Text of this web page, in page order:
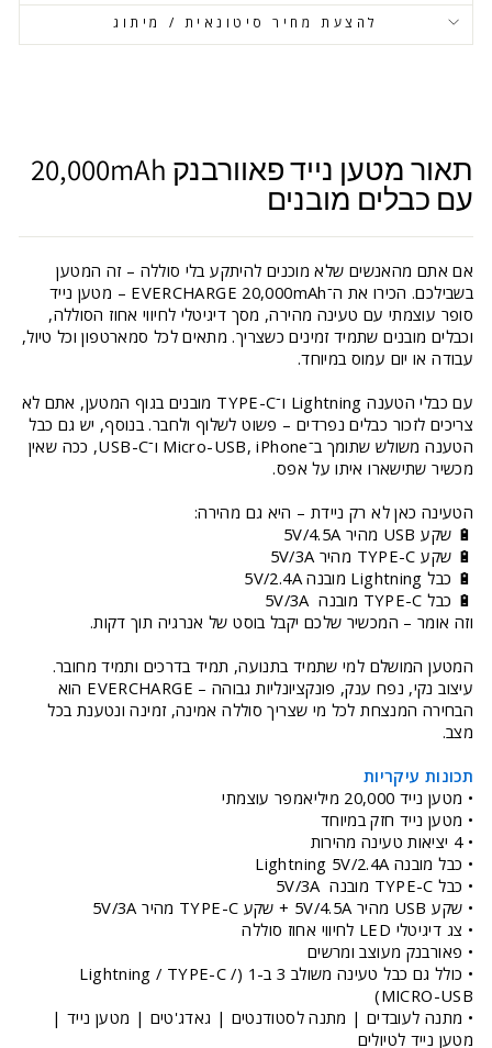
להצעת מחיר סיטונאית / מיתוג
תאור מטען נייד פאוורבנק 20,000mAh
עם כבלים מובנים
אם אתם מהאנשים שלא מוכנים להיתקע בלי סוללה – זה המטען
בשבילכם. הכירו את ה־EVERCHARGE 20,000mAh – מטען נייד
סופר עוצמתי עם טעינה מהירה, מסך דיגיטלי לחיווי אחוז הסוללה,
וכבלים מובנים שתמיד זמינים כשצריך. מתאים לכל סמארטפון וכל טיול,
עבודה או יום עמוס במיוחד.
עם כבלי הטענה Lightning ו־TYPE-C מובנים בגוף המטען, אתם לא
צריכים לזכור כבלים נפרדים – פשוט לשלוף ולחבר. בנוסף, יש גם כבל
הטענה משולש שתומך ב־Micro-USB, iPhone ו־USB-C, ככה שאין
מכשיר שתישארו איתו על אפס.
הטעינה כאן לא רק ניידת – היא גם מהירה:
🔋 שקע USB מהיר 5V/4.5A
🔋 שקע TYPE-C מהיר 5V/3A
🔋 כבל Lightning מובנה 5V/2.4A
🔋 כבל TYPE-C מובנה 5V/3A
וזה אומר – המכשיר שלכם יקבל בוסט של אנרגיה תוך דקות.
המטען המושלם למי שתמיד בתנועה, תמיד בדרכים ותמיד מחובר.
עיצוב נקי, נפח ענק, פונקציונליות גבוהה – EVERCHARGE הוא
הבחירה המנצחת לכל מי שצריך סוללה אמינה, זמינה ונטענת בכל
מצב.
תכונות עיקריות
• מטען נייד 20,000 מיליאמפר עוצמתי
• מטען נייד חזק במיוחד
• 4 יציאות טעינה מהירות
• כבל מובנה Lightning 5V/2.4A
• כבל TYPE-C מובנה 5V/3A
• שקע USB מהיר 5V/4.5A + שקע TYPE-C מהיר 5V/3A
• צג דיגיטלי LED לחיווי אחוז סוללה
• פאורבנק מעוצב ומרשים
• כולל גם כבל טעינה משולב 3 ב-1 (Lightning / TYPE-C /
MICRO-USB)
• מתנה לעובדים | מתנה לסטודנטים | גאדג'טים | מטען נייד |
מטען נייד לטיולים